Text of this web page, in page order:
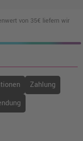
von 35€ liefern wir
Zahlung